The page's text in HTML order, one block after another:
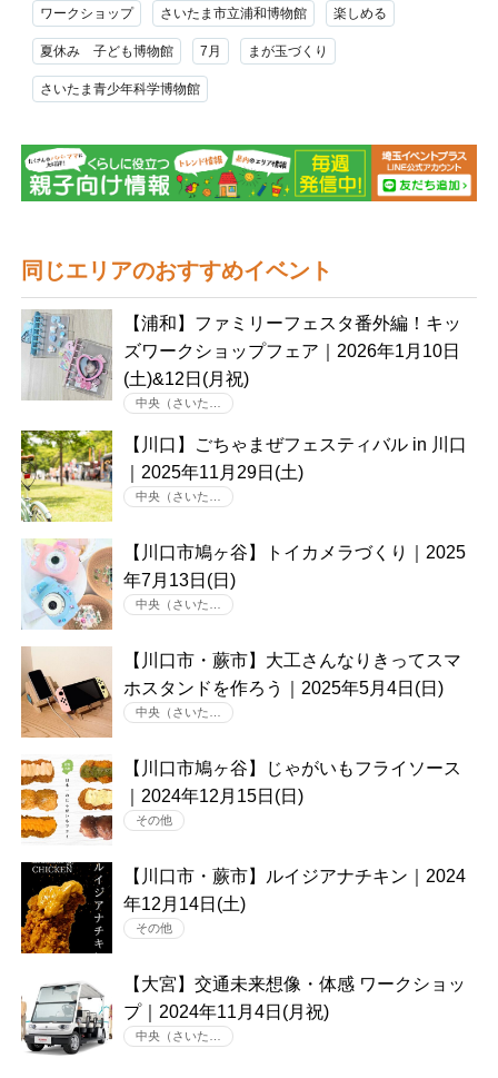
ワークショップ さいたま市立浦和博物館 楽しめる
夏休み 子ども博物館 7月 まが玉づくり
さいたま青少年科学博物館
同じエリアのおすすめイベント
【浦和】ファミリーフェスタ番外編！キッ
ズワークショップフェア｜2026年1月10日
(土)&12日(月祝)
中央（さいた…
【川口】ごちゃまぜフェスティバル in 川口
｜2025年11月29日(土)
中央（さいた…
【川口市鳩ヶ谷】トイカメラづくり｜2025
年7月13日(日)
中央（さいた…
【川口市・蕨市】大工さんなりきってスマ
ホスタンドを作ろう｜2025年5月4日(日)
中央（さいた…
【川口市鳩ヶ谷】じゃがいもフライソース
｜2024年12月15日(日)
その他
【川口市・蕨市】ルイジアナチキン｜2024
年12月14日(土)
その他
【大宮】交通未来想像・体感 ワークショッ
プ｜2024年11月4日(月祝)
中央（さいた…